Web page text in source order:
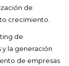
de
crecimiento.
de
la generación
de empresas